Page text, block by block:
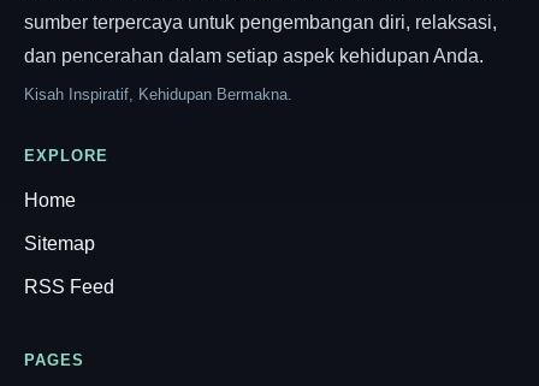
sumber terpercaya untuk pengembangan diri, relaksasi,
dan pencerahan dalam setiap aspek kehidupan Anda.
Kisah Inspiratif, Kehidupan Bermakna.
EXPLORE
Home
Sitemap
RSS Feed
PAGES